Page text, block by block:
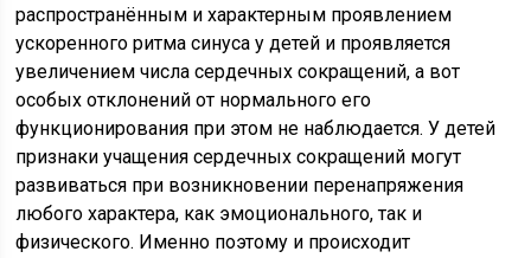
распространённым и характерным проявлением
ускоренного ритма синуса у детей и проявляется
увеличением числа сердечных сокращений, а вот
особых отклонений от нормального его
функционирования при этом не наблюдается. У детей
признаки учащения сердечных сокращений могут
развиваться при возникновении перенапряжения
любого характера, как эмоционального, так и
физического. Именно поэтому и происходит